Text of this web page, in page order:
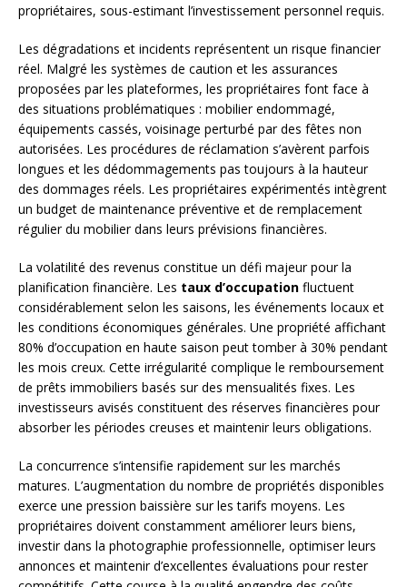
propriétaires, sous-estimant l’investissement personnel requis.
Les dégradations et incidents représentent un risque financier
réel. Malgré les systèmes de caution et les assurances
proposées par les plateformes, les propriétaires font face à
des situations problématiques : mobilier endommagé,
équipements cassés, voisinage perturbé par des fêtes non
autorisées. Les procédures de réclamation s’avèrent parfois
longues et les dédommagements pas toujours à la hauteur
des dommages réels. Les propriétaires expérimentés intègrent
un budget de maintenance préventive et de remplacement
régulier du mobilier dans leurs prévisions financières.
La volatilité des revenus constitue un défi majeur pour la
planification financière. Les taux d’occupation fluctuent
considérablement selon les saisons, les événements locaux et
les conditions économiques générales. Une propriété affichant
80% d’occupation en haute saison peut tomber à 30% pendant
les mois creux. Cette irrégularité complique le remboursement
de prêts immobiliers basés sur des mensualités fixes. Les
investisseurs avisés constituent des réserves financières pour
absorber les périodes creuses et maintenir leurs obligations.
La concurrence s’intensifie rapidement sur les marchés
matures. L’augmentation du nombre de propriétés disponibles
exerce une pression baissière sur les tarifs moyens. Les
propriétaires doivent constamment améliorer leurs biens,
investir dans la photographie professionnelle, optimiser leurs
annonces et maintenir d’excellentes évaluations pour rester